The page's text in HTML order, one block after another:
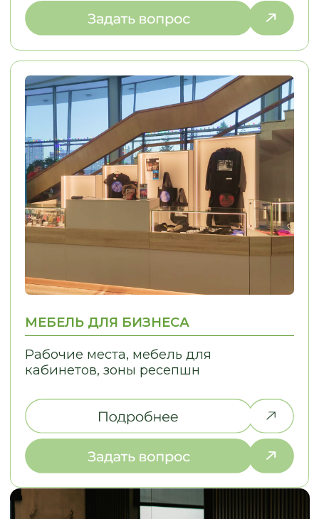
С НАМИ УДОБНО — МЫ
ПРЕВРАЩАЕМ СЛОЖНЫЕ ДЛЯ ВАС
ПРОЦЕССЫ В ПРОСТЫЕ
ПОЧЕМУ ВЫБИРАЮТ НАС
Только
Контрольная
отгрузки
монтажа
КОНТРОЛЬ
02
Решаем задачи любой сложности,
в том числе проблемы, связанные
с узкими нишами
ИНДИВИДУАЛЬНЫЙ
ПОДХОД
МЫ ИНФОРМИРУЕМ ВАС
НА КАЖДОМ ЭТАПЕ, ОБЕСПЕЧИВАЯ
Разрабатываем
стоимость в
выбираем
2. ЭСКИЗЫ И
Выезжаем на объект в течение
2-х дней, подбираем
материалы под ваш интерьер
НАД ДИЗАЙНОМ